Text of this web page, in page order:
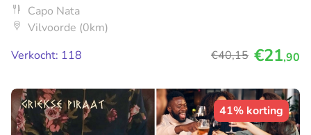
Capo Nata
Vilvoorde (0km)
Verkocht: 118
€40,15 €21,90
41% korting